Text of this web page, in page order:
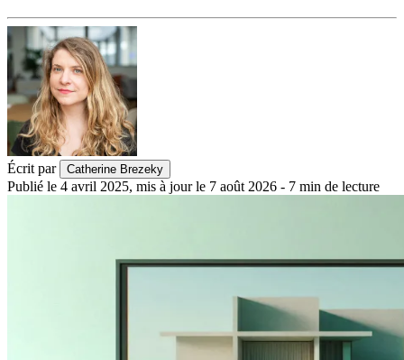
Écrit par Catherine Brezeky
Publié le 4 avril 2025, mis à jour le 7 août 2026 - 7 min de lecture